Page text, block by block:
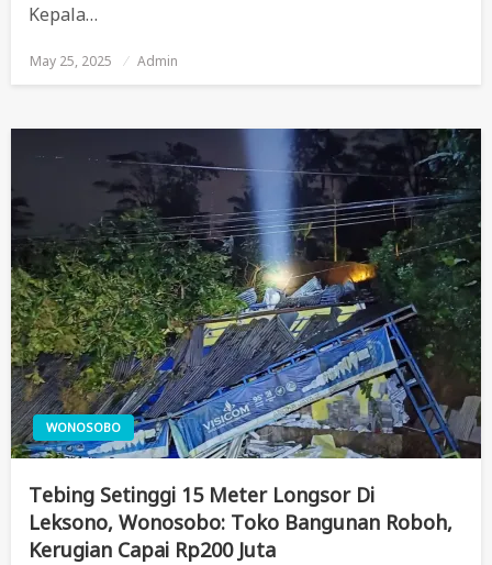
Kepala…
Posted
On
May 25, 2025 Admin
WONOSOBO
Tebing Setinggi 15 Meter Longsor Di
Leksono, Wonosobo: Toko Bangunan Roboh,
Kerugian Capai Rp200 Juta